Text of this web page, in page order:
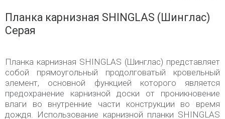
Планка карнизная SHINGLAS (Шинглас)
Серая
Планка карнизная SHINGLAS (Шинглас) представляет
собой прямоугольный продолговатый кровельный
элемент, основной функцией которого является
предохранение карнизной доски от проникновение
влаги во внутренние части конструкции во время
дождя. Использование карнизной планки SHINGLAS